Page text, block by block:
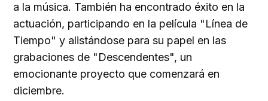
a la música. También ha encontrado éxito en la
actuación, participando en la película "Línea de
Tiempo" y alistándose para su papel en las
grabaciones de "Descendentes", un
emocionante proyecto que comenzará en
diciembre.